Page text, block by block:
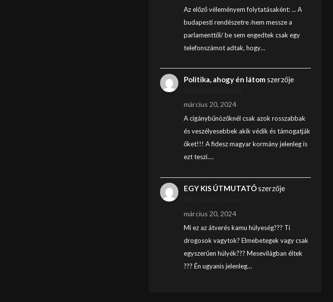
Az előző véleményem folytatásaként: ... A
budapesti rendészetre /nem messze a
parlamenttől/ be sem engedtek csak egy
telefonszámot adtak, hogy…
Politika, ahogy én látom szerzője
március 20, 2024
A cigánybűnözőknél csak azok rosszabbak
és veszélyesebbek akik védik és támogatják
őket!!! A fidesz magyar kormány jelenleg is
ezt teszi.…
EGY KIS ÚTMUTATÓszerzője
március 20, 2024
Mi ez az átverés kamu hülyeség??? Ti
drogosok vagytok? Elmebetegek vagy csak
egyszerűen hülyék??? Mesevilágban éltek
??? Én ugyanis jelenleg…